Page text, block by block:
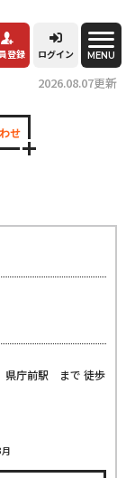
登録 ログイン MENU
2026.08.07更新
せ
県庁前駅 まで 徒歩